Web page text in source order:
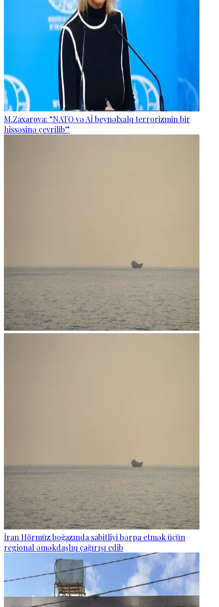
M.Zaxarova: “NATO və Aİ beynəlxalq terrorizmin bir
hissəsinə çevrilib”
İran Hörmüz boğazında sabitliyi bərpa etmək üçün
regional əməkdaşlıq çağırışı edib